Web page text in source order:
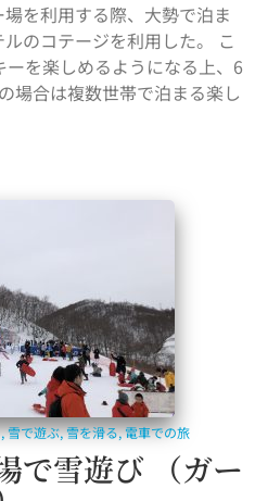
を利用する際、大勢で泊ま
のコテージを利用した。 こ
を楽しめるようになる上、6
場合は複数世帯で泊まる楽し
,雪で遊ぶ,雪を滑る,電車での旅
で雪遊び （ガー